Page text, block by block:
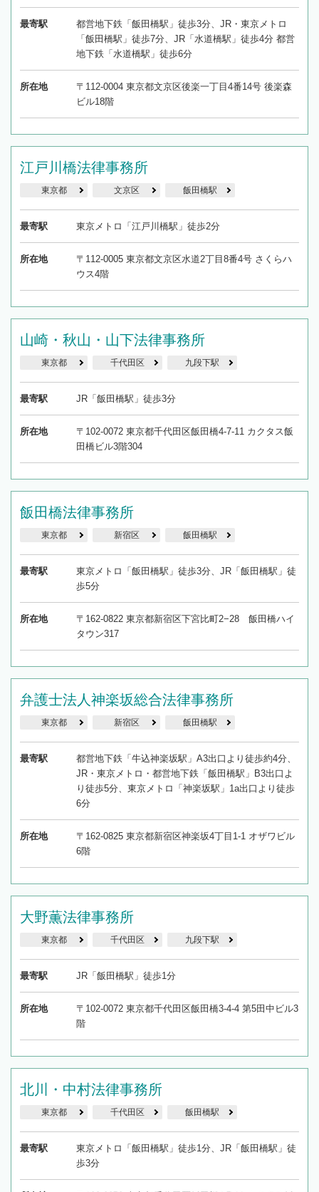
最寄駅
都営地下鉄「飯田橋駅」徒歩3分、JR・東京メトロ
「飯田橋駅」徒歩7分、JR「水道橋駅」徒歩4分 都営
地下鉄「水道橋駅」徒歩6分
所在地
〒112-0004 東京都文京区後楽一丁目4番14号 後楽森
ビル18階
江戸川橋法律事務所
東京都 文京区 飯田橋駅
最寄駅 東京メトロ「江戸川橋駅」徒歩2分
所在地
〒112-0005 東京都文京区水道2丁目8番4号 さくらハ
ウス4階
山崎・秋山・山下法律事務所
東京都 千代田区 九段下駅
最寄駅 JR「飯田橋駅」徒歩3分
所在地
〒102-0072 東京都千代田区飯田橋4-7-11 カクタス飯
田橋ビル3階304
飯田橋法律事務所
東京都 新宿区 飯田橋駅
最寄駅
東京メトロ「飯田橋駅」徒歩3分、JR「飯田橋駅」徒
歩5分
所在地
〒162-0822 東京都新宿区下宮比町2−28 飯田橋ハイ
タウン317
弁護士法人神楽坂総合法律事務所
東京都 新宿区 飯田橋駅
最寄駅
都営地下鉄「牛込神楽坂駅」A3出口より徒歩約4分、
JR・東京メトロ・都営地下鉄「飯田橋駅」B3出口よ
り徒歩5分、東京メトロ「神楽坂駅」1a出口より徒歩
6分
所在地
〒162-0825 東京都新宿区神楽坂4丁目1-1 オザワビル
6階
大野薫法律事務所
東京都 千代田区 九段下駅
最寄駅 JR「飯田橋駅」徒歩1分
所在地
〒102-0072 東京都千代田区飯田橋3-4-4 第5田中ビル3
階
北川・中村法律事務所
東京都 千代田区 飯田橋駅
最寄駅
東京メトロ「飯田橋駅」徒歩1分、JR「飯田橋駅」徒
歩3分